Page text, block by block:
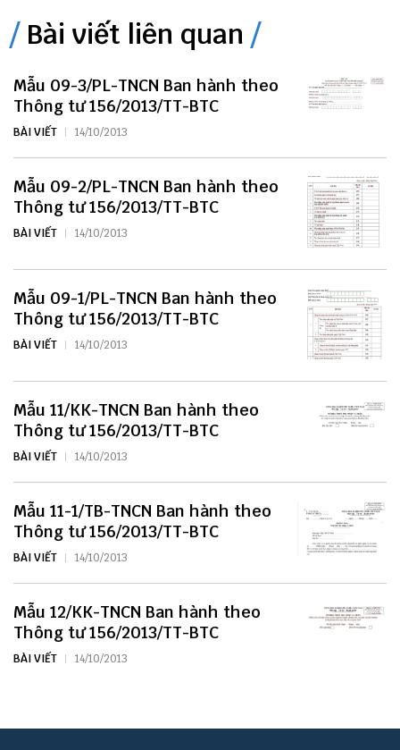
Bài viết liên quan
Mẫu 09-3/PL-TNCN Ban hành theo
Thông tư 156/2013/TT-BTC
BÀI VIẾT 14/10/2013
Mẫu 09-2/PL-TNCN Ban hành theo
Thông tư 156/2013/TT-BTC
BÀI VIẾT 14/10/2013
Mẫu 09-1/PL-TNCN Ban hành theo
Thông tư 156/2013/TT-BTC
BÀI VIẾT 14/10/2013
Mẫu 11/KK-TNCN Ban hành theo
Thông tư 156/2013/TT-BTC
BÀI VIẾT 14/10/2013
Mẫu 11-1/TB-TNCN Ban hành theo
Thông tư 156/2013/TT-BTC
BÀI VIẾT 14/10/2013
Mẫu 12/KK-TNCN Ban hành theo
Thông tư 156/2013/TT-BTC
BÀI VIẾT 14/10/2013